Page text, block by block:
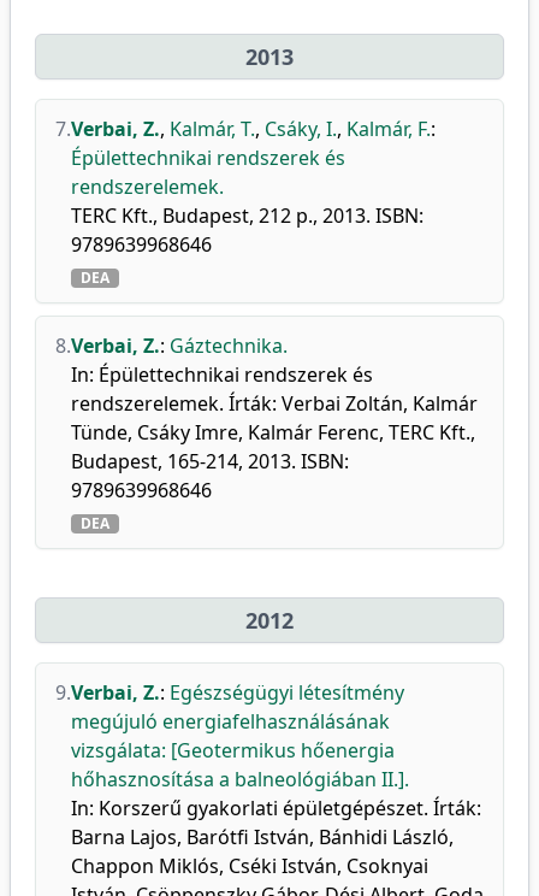
2013
7.Verbai, Z., Kalmár, T., Csáky, I., Kalmár, F.:
Épülettechnikai rendszerek és
rendszerelemek.
TERC Kft., Budapest, 212 p., 2013. ISBN:
9789639968646
DEA
8.Verbai, Z.: Gáztechnika.
In: Épülettechnikai rendszerek és
rendszerelemek. Írták: Verbai Zoltán, Kalmár
Tünde, Csáky Imre, Kalmár Ferenc, TERC Kft.,
Budapest, 165-214, 2013. ISBN:
9789639968646
DEA
2012
9.Verbai, Z.: Egészségügyi létesítmény
megújuló energiafelhasználásának
vizsgálata: [Geotermikus hőenergia
hőhasznosítása a balneológiában II.].
In: Korszerű gyakorlati épületgépészet. Írták:
Barna Lajos, Barótfi István, Bánhidi László,
Chappon Miklós, Cséki István, Csoknyai